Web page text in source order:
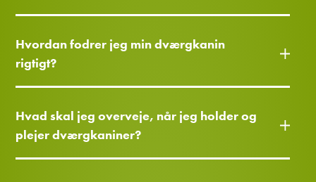
Hvordan fodrer jeg min dværgkanin
rigtigt?
Hvad skal jeg overveje, når jeg holder og
plejer dværgkaniner?